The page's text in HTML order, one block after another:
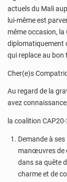
actuels du Mali
lui-même est
même occasion, la
diplomatiquement
qui replace au bon
Cher(e)s
Au regard de la
avez connaissance,
la coalition
Demande à
manœuvres de
dans sa quête
charme et de